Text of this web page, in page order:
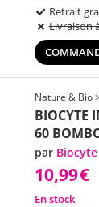
Retrait
Livraison
Nature & Bio
BIOCYTE
60
par Biocyte
10,99€
En stock